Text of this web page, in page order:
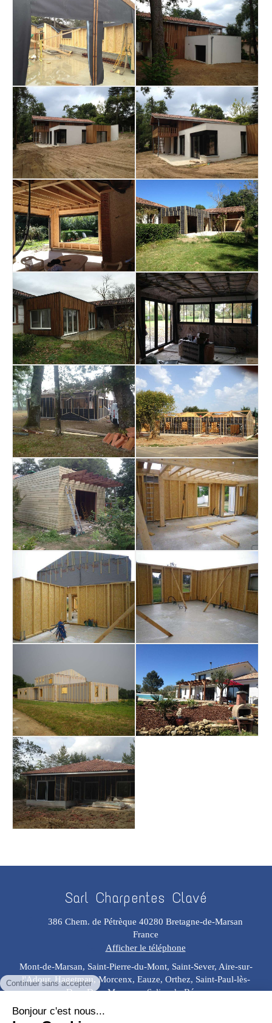
Sarl Charpentes Clavé
386 Chem. de Pétrèque 40280 Bretagne-de-Marsan
France
Afficher le téléphone
Mont-de-Marsan, Saint-Pierre-du-Mont, Saint-Sever, Aire-sur-
l'Adour, Hagetmau, Morcenx, Eauze, Orthez, Saint-Paul-lès-
Dax, Dax, Mourenx, Salies-de-Béarn